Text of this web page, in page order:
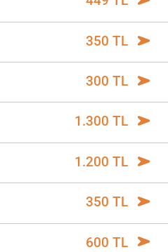
350 TL
300 TL
1.300 TL
1.200 TL
350 TL
600 TL